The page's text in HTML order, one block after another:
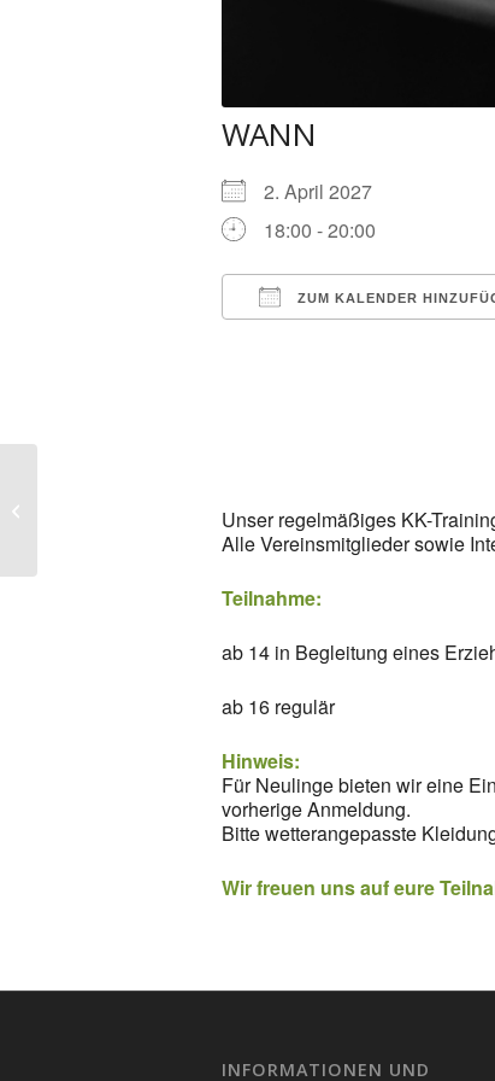
WANN
2. April 2027
18:00 - 20:00
ZUM KALENDER
Unser regelmäßiges KK-
Alle Vereinsmitglieder sowie
Teilnahme:
ab 14 in Begleitung eines
ab 16 regulär
Hinweis:
Für Neulinge bieten wir eine
vorherige Anmeldung.
Bitte wetterangepasste
Wir freuen uns auf eure
INFORMATIONEN UND